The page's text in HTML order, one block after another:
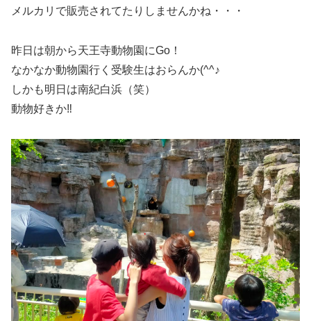
メルカリで販売されてたりしませんかね・・・
昨日は朝から天王寺動物園にGo！
なかなか動物園行く受験生はおらんか(^^♪
しかも明日は南紀白浜（笑）
動物好きか‼